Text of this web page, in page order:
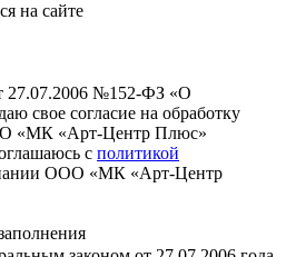
на сайте
27.07.2006 №152-ФЗ «О
свое согласие на обработку
«МК «Арт-Центр Плюс»
с политикой
ООО «МК «Арт-Центр